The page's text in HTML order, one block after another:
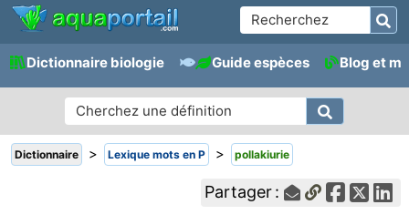
Dictionnaire biologie Guide espèces Blog et
Dictionnaire > Lexique mots en P > pollakiurie
Partager :